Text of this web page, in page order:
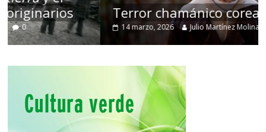
Terror chamánico coreano
14 marzo, 2026 Julio Martínez Molina 0